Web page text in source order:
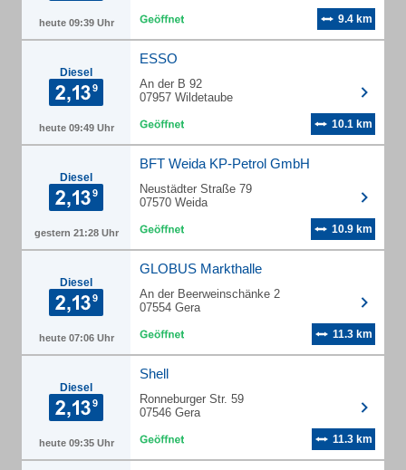
heute 09:39 Uhr 9.4 km
Diesel
heute 09:49 Uhr
ESSO
An der B 92
07957 Wildetaube
10.1 km
Diesel
gestern 21:28 Uhr
BFT Weida KP-Petrol GmbH
Neustädter Straße 79
07570 Weida
10.9 km
Diesel
heute 07:06 Uhr
GLOBUS Markthalle
An der Beerweinschänke 2
07554 Gera
11.3 km
Diesel
heute 09:35 Uhr
Shell
Ronneburger Str. 59
07546 Gera
11.3 km